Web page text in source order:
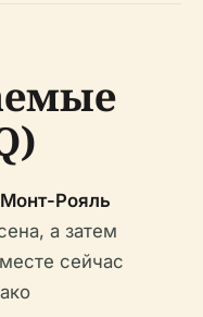
Рояль
а затем
сейчас